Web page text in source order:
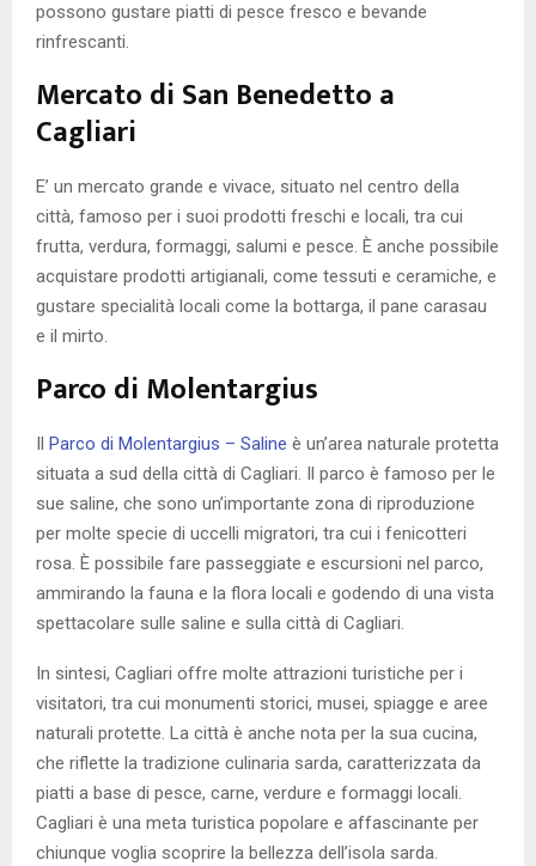
possono gustare piatti di pesce fresco e bevande
rinfrescanti.
Mercato di San Benedetto a
Cagliari
E’ un mercato grande e vivace, situato nel centro della
città, famoso per i suoi prodotti freschi e locali, tra cui
frutta, verdura, formaggi, salumi e pesce. È anche possibile
acquistare prodotti artigianali, come tessuti e ceramiche, e
gustare specialità locali come la bottarga, il pane carasau
e il mirto.
Parco di Molentargius
Parco di Molentargius – Saline è un’area naturale protetta
situata a sud della città di Cagliari. Il parco è famoso per le
sue saline, che sono un’importante zona di riproduzione
per molte specie di uccelli migratori, tra cui i fenicotteri
rosa. È possibile fare passeggiate e escursioni nel parco,
ammirando la fauna e la flora locali e godendo di una vista
spettacolare sulle saline e sulla città di Cagliari.
In sintesi, Cagliari offre molte attrazioni turistiche per i
visitatori, tra cui monumenti storici, musei, spiagge e aree
naturali protette. La città è anche nota per la sua cucina,
che riflette la tradizione culinaria sarda, caratterizzata da
piatti a base di pesce, carne, verdure e formaggi locali.
Cagliari è una meta turistica popolare e affascinante per
chiunque voglia scoprire la bellezza dell’isola sarda.